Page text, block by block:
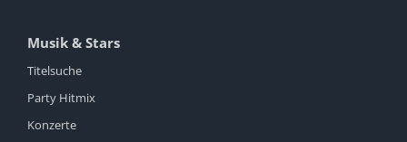
Musik & Stars
Titelsuche
Party Hitmix
Konzerte